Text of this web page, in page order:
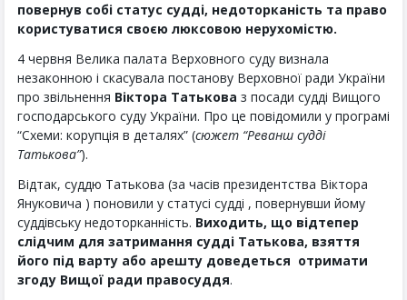
повернув собі статус судді, недоторканість та право
користуватися своєю люксовою нерухомістю.
4 червня Велика палата Верховного суду визнала
незаконною і скасувала постанову Верховної ради України
про звільнення Віктора Татькова з посади судді Вищого
господарського суду України. Про це повідомили у програмі
“Схеми: корупція в деталях” (сюжет “Реванш судді
Татькова”).
Відтак, суддю Татькова (за часів президентства Віктора
Януковича ) поновили у статусі судді , повернувши йому
суддівську недоторканність. Виходить, що відтепер
слідчим для затримання судді Татькова, взяття
його під варту або арешту доведеться отримати
згоду Вищої ради правосуддя.